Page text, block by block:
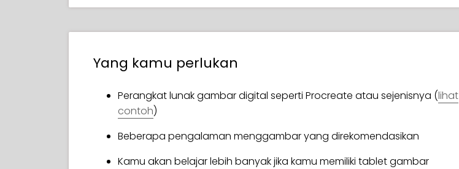
Yang kamu perlukan
Perangkat lunak gambar digital seperti Procreate atau sejenisnya (lihat
contoh)
Beberapa pengalaman menggambar yang direkomendasikan
Kamu akan belajar lebih banyak jika kamu memiliki tablet gambar